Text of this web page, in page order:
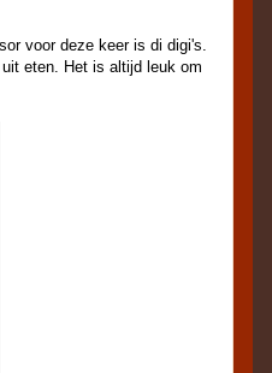
voor deze keer is di digi's.
eten. Het is altijd leuk om